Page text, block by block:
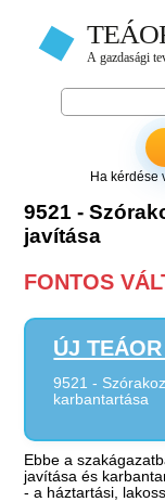
Ha kérdése
9521 -
javítása
FONTOS
ÚJ
9521 -
karbantartása
Ebbe a
javítása és
- a háztartási,